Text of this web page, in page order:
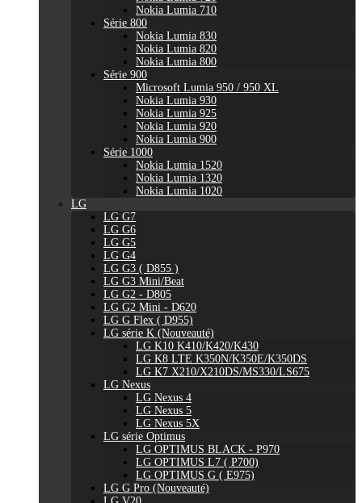
Nokia Lumia 710
Série 800
Nokia Lumia 830
Nokia Lumia 820
Nokia Lumia 800
Série 900
Microsoft Lumia 950 / 950 XL
Nokia Lumia 930
Nokia Lumia 925
Nokia Lumia 920
Nokia Lumia 900
Série 1000
Nokia Lumia 1520
Nokia Lumia 1320
Nokia Lumia 1020
LG
LG G7
LG G6
LG G5
LG G4
LG G3 ( D855 )
LG G3 Mini/Beat
LG G2 - D805
LG G2 Mini - D620
LG G Flex ( D955)
LG série K (Nouveauté)
LG K10 K410/K420/K430
LG K8 LTE K350N/K350E/K350DS
LG K7 X210/X210DS/MS330/LS675
LG Nexus
LG Nexus 4
LG Nexus 5
LG Nexus 5X
LG série Optimus
LG OPTIMUS BLACK - P970
LG OPTIMUS L7 ( P700)
LG OPTIMUS G ( E975)
LG G Pro (Nouveauté)